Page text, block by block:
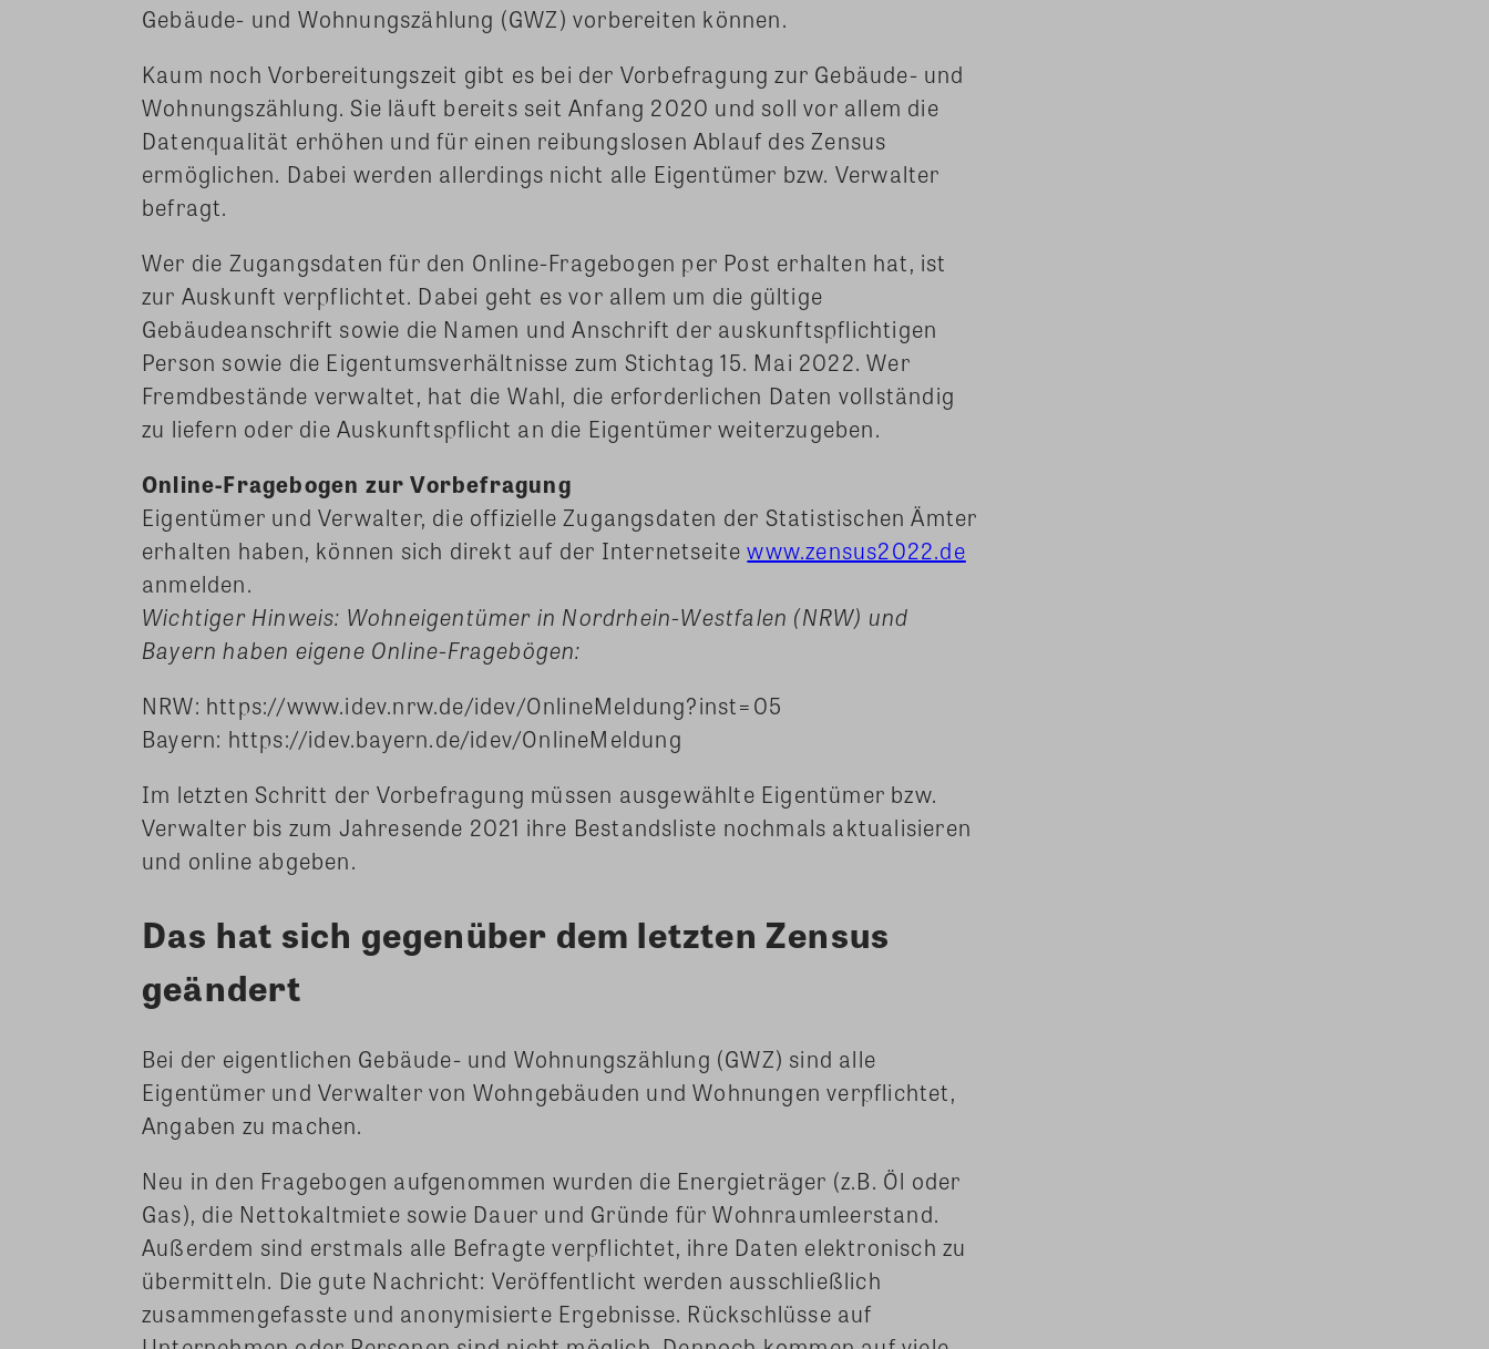
Gebäude- und Wohnungszählung (GWZ) vorbereiten können.
Kaum noch Vorbereitungszeit gibt es bei der Vorbefragung zur Gebäude- und
Wohnungszählung. Sie läuft bereits seit Anfang 2020 und soll vor allem die
Datenqualität erhöhen und für einen reibungslosen Ablauf des Zensus
ermöglichen. Dabei werden allerdings nicht alle Eigentümer bzw. Verwalter
befragt.
Wer die Zugangsdaten für den Online-Fragebogen per Post erhalten hat, ist
zur Auskunft verpflichtet. Dabei geht es vor allem um die gültige
Gebäudeanschrift sowie die Namen und Anschrift der auskunftspflichtigen
Person sowie die Eigentumsverhältnisse zum Stichtag 15. Mai 2022. Wer
Fremdbestände verwaltet, hat die Wahl, die erforderlichen Daten vollständig
zu liefern oder die Auskunftspflicht an die Eigentümer weiterzugeben.
Online-Fragebogen zur Vorbefragung
Eigentümer und Verwalter, die offizielle Zugangsdaten der Statistischen Ämter
erhalten haben, können sich direkt auf der Internetseitewww.zensus2022.de
anmelden.
Wichtiger Hinweis: Wohneigentümer in Nordrhein-Westfalen (NRW) und
Bayern haben eigene Online-Fragebögen:
NRW: https://www.idev.nrw.de/idev/OnlineMeldung?inst=05
Bayern: https://idev.bayern.de/idev/OnlineMeldung
Im letzten Schritt der Vorbefragung müssen ausgewählte Eigentümer bzw.
Verwalter bis zum Jahresende 2021 ihre Bestandsliste nochmals aktualisieren
und online abgeben.
Das hat sich gegenüber dem letzten Zensus
geändert
Bei der eigentlichen Gebäude- und Wohnungszählung (GWZ) sind alle
Eigentümer und Verwalter von Wohngebäuden und Wohnungen verpflichtet,
Angaben zu machen.
Neu in den Fragebogen aufgenommen wurden die Energieträger (z.B. Öl oder
Gas), die Nettokaltmiete sowie Dauer und Gründe für Wohnraumleerstand.
Außerdem sind erstmals alle Befragte verpflichtet, ihre Daten elektronisch zu
übermitteln. Die gute Nachricht: Veröffentlicht werden ausschließlich
zusammengefasste und anonymisierte Ergebnisse. Rückschlüsse auf